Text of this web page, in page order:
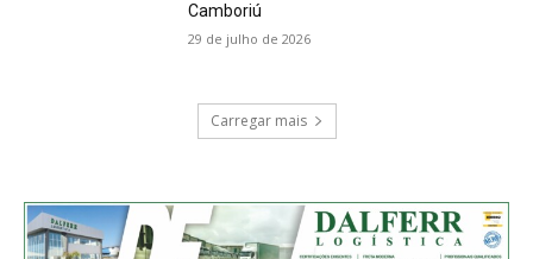
Camboriú
29 de julho de 2026
Carregar mais